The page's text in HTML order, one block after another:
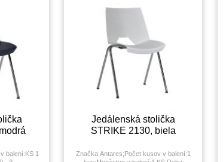
balení:KS 1
Jedálenská stolička
STRIKE 2130, biela
Značka:Antares;Počet kusov v balení:1